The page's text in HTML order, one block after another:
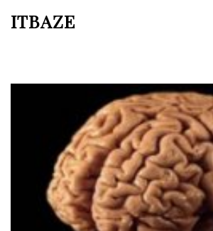
ITBAZE